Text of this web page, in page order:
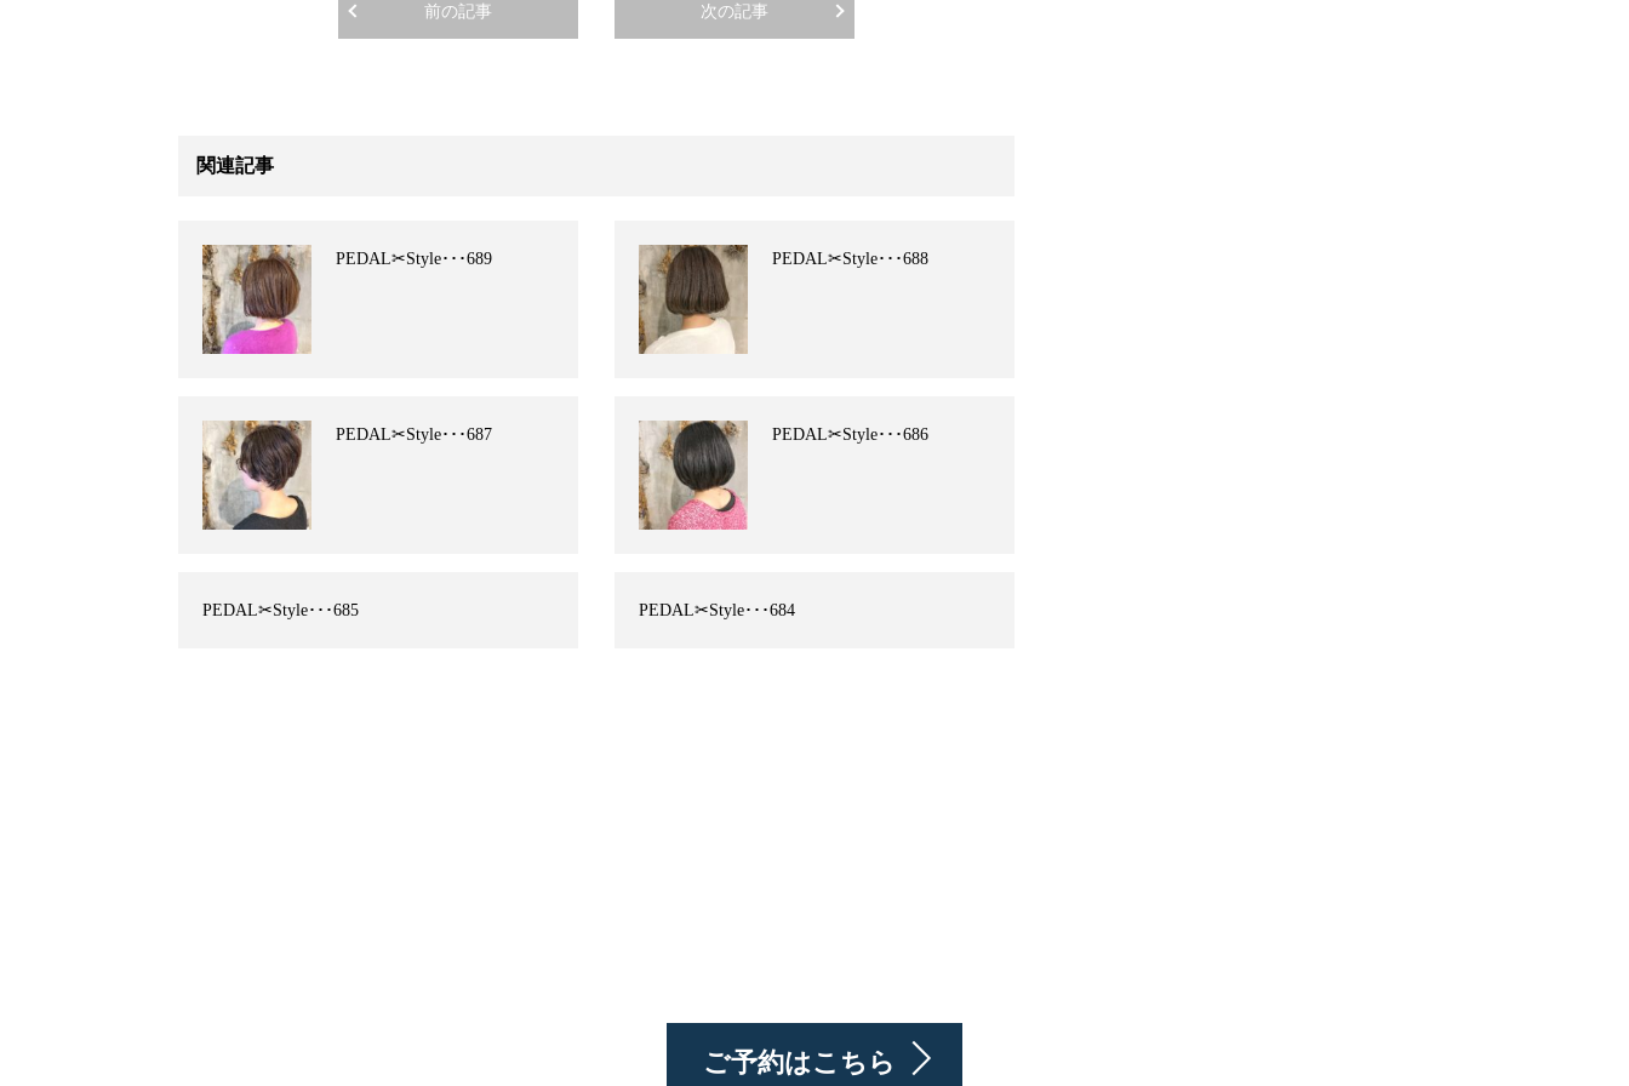
前の記事 次の記事
関連記事
PEDAL✂︎Style･･･689 PEDAL✂︎Style･･･688
PEDAL✂︎Style･･･687 PEDAL✂︎Style･･･686
PEDAL✂︎Style･･･685 PEDAL✂︎Style･･･684
ご予約はこちら